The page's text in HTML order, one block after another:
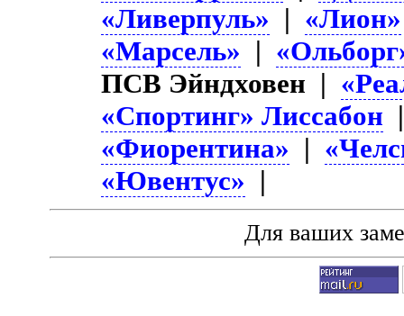
«Ливерпуль» | «Лион»
«Марсель» |
ПСВ Эйндховен |
«Спортинг» Лиссабон
«Фиорентина» |
«Ювентус» |
Для ваших